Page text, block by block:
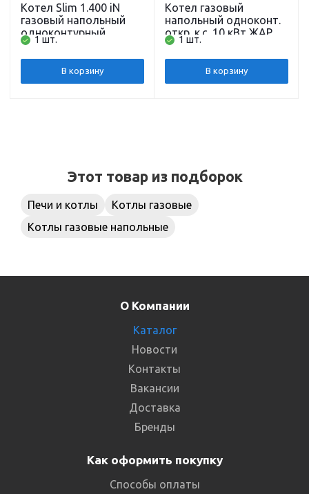
Котел Slim 1.400 iN
газовый напольный
одноконтурный
открытая камера
сгорания без
стабилизатора тяги 40
кВт Baxi
1 шт.
В корзину
Котел газовый
напольный одноконт.
откр. к.с. 10 кВт ЖАР
compact КОВ-10 СВПС
(TGV) Сигнал
1 шт.
В корзину
Этот товар из подборок
Печи и котлы
Котлы газовые
Котлы газовые напольные
О Компании
Каталог
Новости
Контакты
Вакансии
Доставка
Бренды
Как оформить покупку
Способы оплаты